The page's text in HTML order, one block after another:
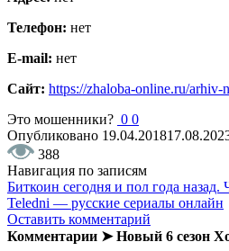
Телефон: нет
E-mail: нет
Сайт: https://zhaloba-online.ru/arhiv-
Это мошенники? 0 0
Опубликовано 19.04.2018
388
Навигация по записям
Биткоин сегодня и пол года
Teledni — русские сериалы онлайн
Оставить комментарий
Комментарии ➤ Новый 6 сезон